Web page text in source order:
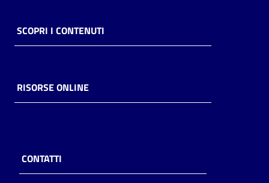
SCOPRI I CONTENUTI
RISORSE ONLINE
CONTATTI